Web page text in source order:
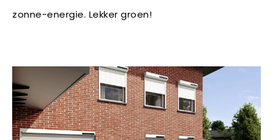
zonne-energie. Lekker groen!